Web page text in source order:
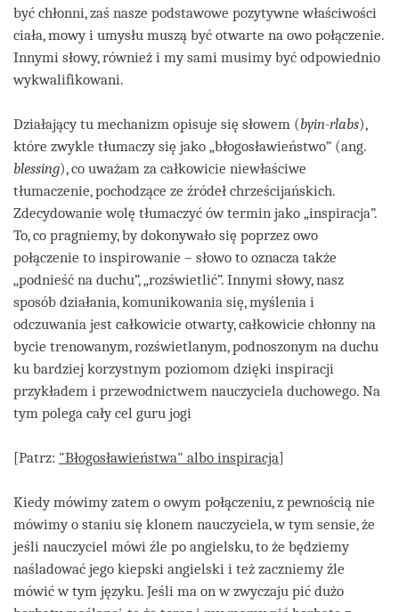
być chłonni, zaś nasze podstawowe pozytywne właściwości
ciała, mowy i umysłu muszą być otwarte na owo połączenie.
Innymi słowy, również i my sami musimy być odpowiednio
wykwalifikowani.
Działający tu mechanizm opisuje się słowem (byin-rlabs),
które zwykle tłumaczy się jako „błogosławieństwo” (ang.
blessing), co uważam za całkowicie niewłaściwe
tłumaczenie, pochodzące ze źródeł chrześcijańskich.
Zdecydowanie wolę tłumaczyć ów termin jako „inspiracja”.
To, co pragniemy, by dokonywało się poprzez owo
połączenie to inspirowanie – słowo to oznacza także
„podnieść na duchu”, „rozświetlić”. Innymi słowy, nasz
sposób działania, komunikowania się, myślenia i
odczuwania jest całkowicie otwarty, całkowicie chłonny na
bycie trenowanym, rozświetlanym, podnoszonym na duchu
ku bardziej korzystnym poziomom dzięki inspiracji
przykładem i przewodnictwem nauczyciela duchowego. Na
tym polega cały cel guru jogi
[Patrz: "Błogosławieństwa" albo inspiracja]
Kiedy mówimy zatem o owym połączeniu, z pewnością nie
mówimy o staniu się klonem nauczyciela, w tym sensie, że
jeśli nauczyciel mówi źle po angielsku, to że będziemy
naśladować jego kiepski angielski i też zaczniemy źle
mówić w tym języku. Jeśli ma on w zwyczaju pić dużo